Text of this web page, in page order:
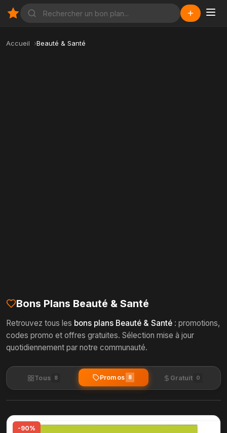
Accueil Beauté & Santé
Bons Plans Beauté & Santé
Retrouvez tous les bons plans Beauté & Santé : promotions,
codes promo et offres gratuites. Sélection mise à jour
quotidiennement par notre communauté.
Tous 8 Promos 8 Gratuit 0
-90%